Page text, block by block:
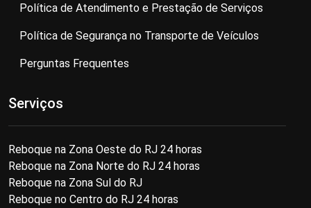
Política de Atendimento e Prestação de Serviços
Política de Segurança no Transporte de Veículos
Perguntas Frequentes
Serviços
Reboque na Zona Oeste do RJ 24 horas
Reboque na Zona Norte do RJ 24 horas
Reboque na Zona Sul do RJ
Reboque no Centro do RJ 24 horas